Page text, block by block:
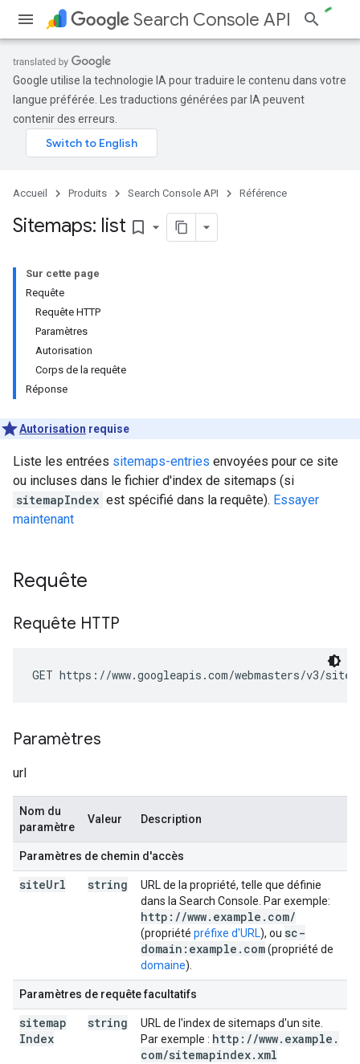
Search Console API
Google utilise la technologie IA pour traduire le contenu dans votre
langue préférée. Les traductions générées par IA peuvent
contenir des erreurs.
Accueil Produits Search Console API Référence
Sitemaps: list bookmark_border
Sur cette page
Requête
Requête HTTP
Paramètres
Autorisation
Corps de la requête
Réponse
Autorisation requise
Liste les entrées sitemaps-entries envoyées pour ce site
ou incluses dans le fichier d'index de sitemaps (si
sitemapIndex est spécifié dans la requête). Essayer
maintenant
Requête
Requête HTTP
GET https://www.googleapis.com/webmasters/v3/
Paramètres
url
Nom du
paramètre
Valeur Description
Paramètres de chemin d'accès
siteUrl string
URL de la propriété, telle que définie
dans la Search Console. Par exemple:
http: //www. example . com/
(propriété préfixe d'URL), ou sc-
domain:example . com(propriété de
domaine).
Paramètres de requête facultatifs
sitemap
Index
string
URL de l'index de sitemaps d'un site.
Par exemple : http: //www. example .
com/sitemapindex. xml